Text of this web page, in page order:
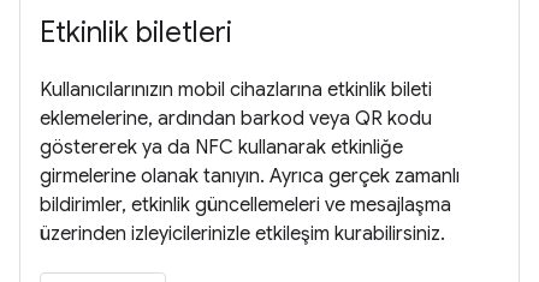
Etkinlik biletleri
Kullanıcılarınızın mobil cihazlarına etkinlik bileti
eklemelerine, ardından barkod veya QR kodu
göstererek ya da NFC kullanarak etkinliğe
girmelerine olanak tanıyın. Ayrıca gerçek zamanlı
bildirimler, etkinlik güncellemeleri ve mesajlaşma
üzerinden izleyicilerinizle etkileşim kurabilirsiniz.